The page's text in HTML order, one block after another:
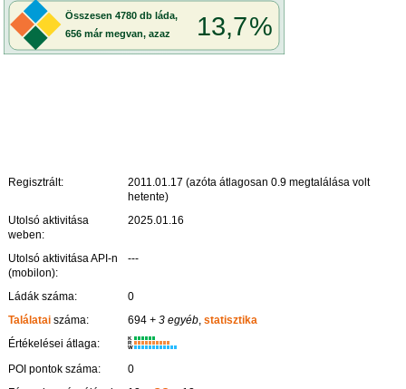
Regisztrált:
2011.01.17 (azóta átlagosan 0.9 megtalálása volt
hetente)
Utolsó aktivitása
weben:
2025.01.16
Utolsó aktivitása API-n
(mobilon):
---
Ládák száma:
0
Találatai száma: 694 + 3 egyéb,statisztika
Értékelései átlaga:
K
R
W
POI pontok száma:
0